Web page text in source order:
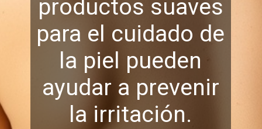
productos suaves
para el cuidado de
la piel pueden
ayudar a prevenir
la irritación.